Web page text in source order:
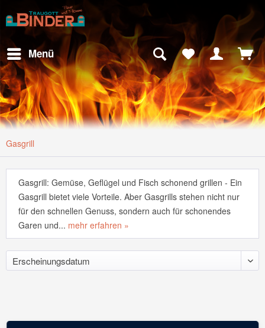
Menü
Gasgrill
Gasgrill: Gemüse, Geflügel und Fisch schonend grillen - Ein
Gasgrill bietet viele Vorteile. Aber Gasgrills stehen nicht nur
für den schnellen Genuss, sondern auch für schonendes
Garen und... mehr erfahren »